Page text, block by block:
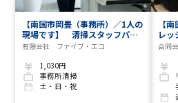
【南国市岡豊（事務所）／1人の
現場です】 清掃スタッフパー
ト大募集!!
有限会社 ファイブ・エコ
1,030円
事務所清掃
土・日・祝
【
レッ
タッ
合同